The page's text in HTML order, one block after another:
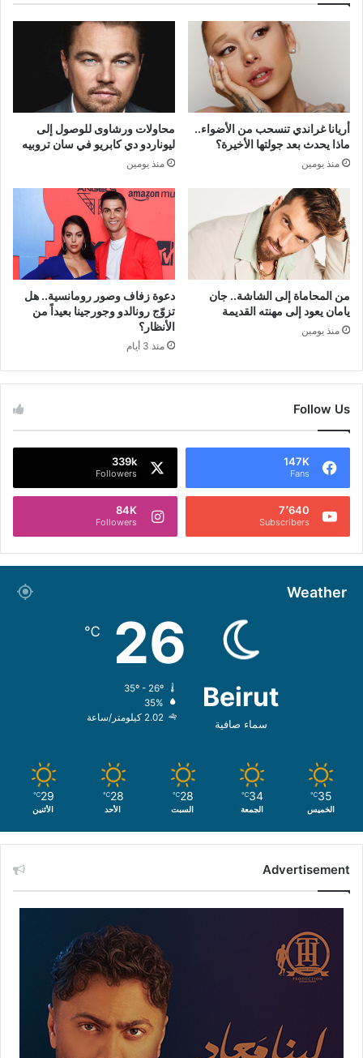
أريانا غراندي تنسحب من الأضواء..
ماذا يحدث بعد جولتها الأخيرة؟
منذ يومين
محاولات ورشاوى للوصول إلى
ليوناردو دي كابريو في سان تروبيه
منذ يومين
من المحاماة إلى الشاشة.. جان
يامان يعود إلى مهنته القديمة
منذ يومين
دعوة زفاف وصور رومانسية.. هل
تزوّج رونالدو وجورجينا بعيداً من
الأنظار؟
منذ 3 أيام
Follow Us
147K
Fans
339k
Followers
7٬640
Subscribers
84K
Followers
Weather
Beirut
سماء صافية
26
℃
35%
2.02 كيلومتر/ساعة
35
℃
الخميس
34
℃
الجمعة
28
℃
السبت
28
℃
الأحد
29
℃
الأثنين
Advertisement